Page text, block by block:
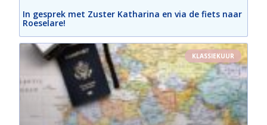
In gesprek met Zuster Katharina en via de fiets naar
Roeselare!
KLASSIEKUUR